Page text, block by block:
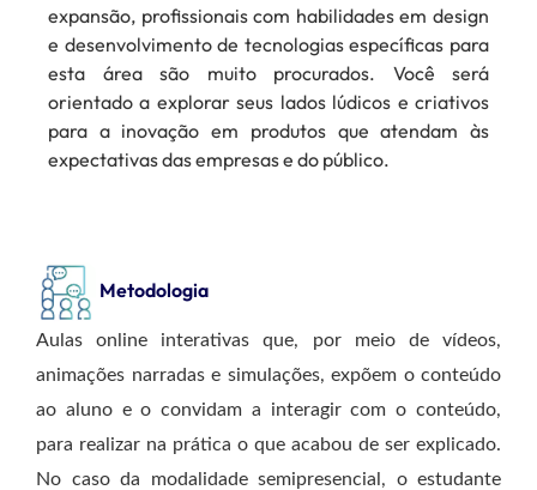
expansão, profissionais com habilidades em design
e desenvolvimento de tecnologias específicas para
esta área são muito procurados. Você será
orientado a explorar seus lados lúdicos e criativos
para a inovação em produtos que atendam às
expectativas das empresas e do público.
Metodologia
Aulas online interativas que, por meio de vídeos,
animações narradas e simulações, expõem o conteúdo
ao aluno e o convidam a interagir com o conteúdo,
para realizar na prática o que acabou de ser explicado.
No caso da modalidade semipresencial, o estudante